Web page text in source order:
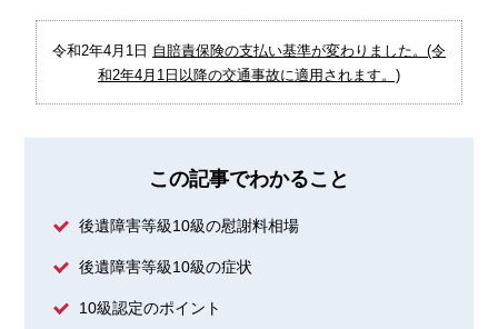
令和2年4月1日 自賠責保険の支払い基準が変わりました。(令
和2年4月1日以降の交通事故に適用されます。)
この記事でわかること
後遺障害等級10級の慰謝料相場
後遺障害等級10級の症状
10級認定のポイント